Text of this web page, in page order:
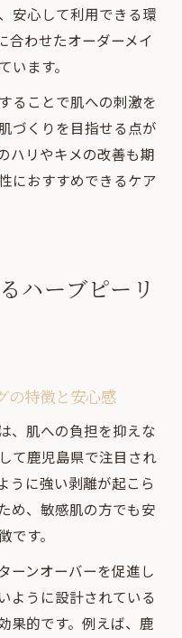
安心して利用できる環
合わせたオーダーメイ
います。
ることで肌への刺激を
づくりを目指せる点が
ハリやキメの改善も期
におすすめできるケア
ハーブピーリ
の特徴と安心感
、肌への負担を抑えな
て鹿児島県で注目され
うに強い剥離が起こら
め、敏感肌の方でも安
す。
ーンオーバーを促進し
ように設計されている
果的です。例えば、鹿